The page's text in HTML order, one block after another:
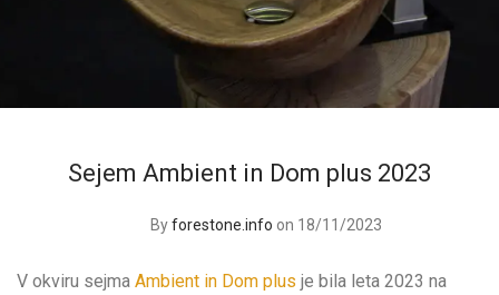
Sejem Ambient in Dom plus 2023
Byforestone.info on 18/11/2023
V okviru sejma Ambient in Dom plus je bila leta 2023 na